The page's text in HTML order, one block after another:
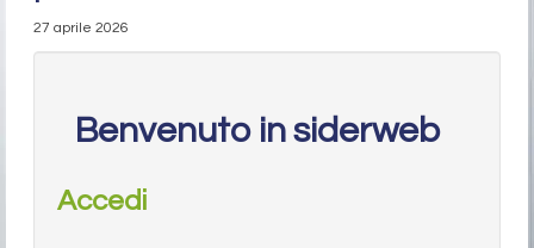
27 aprile 2026
Benvenuto in siderweb
Accedi